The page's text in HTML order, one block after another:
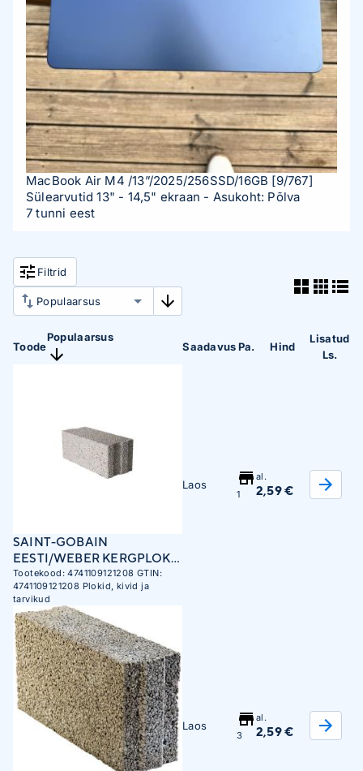
MacBook Air M4 /13”/2025/256SSD/16GB [9/767]
Sülearvutid 13" - 14,5" ekraan - Asukoht: Põlva
7 tunni eest
Filtrid
Toode
Populaarsus
SaadavusPa. Hind
Lisatud
Ls.
SAINT-GOBAIN
EESTI/WEBER KERGPLOKK
KOLM 200X185X480MM
EFEKT
Tootekood:4741109121208 GTIN:
4741109121208 Plokid, kivid ja
tarvikud
Laos
1
al.
2,59 €
Laos
3
al.
2,59 €